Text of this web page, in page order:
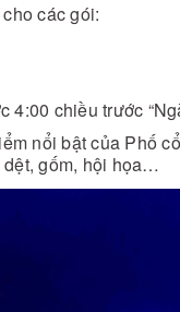
các gói:
4:00 chiều trước
nổi bật của Phố
dệt, gốm, hội họa…